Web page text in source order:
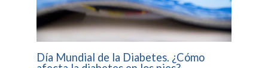
Día Mundial de la Diabetes. ¿Cómo